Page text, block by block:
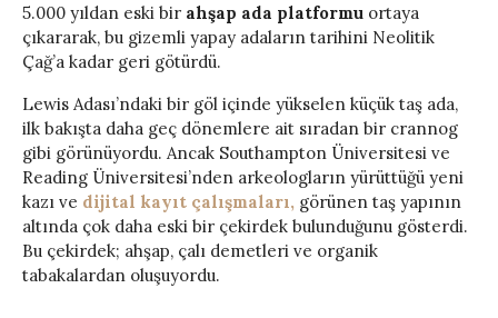
5.000 yıldan eski bir ahşap ada platformu ortaya
çıkararak, bu gizemli yapay adaların tarihini Neolitik
Çağ’a kadar geri götürdü.
Lewis Adası’ndaki bir göl içinde yükselen küçük taş ada,
ilk bakışta daha geç dönemlere ait sıradan bir crannog
gibi görünüyordu. Ancak Southampton Üniversitesi ve
Reading Üniversitesi’nden arkeologların yürüttüğü yeni
kazı ve dijital kayıt çalışmaları, görünen taş yapının
altında çok daha eski bir çekirdek bulunduğunu gösterdi.
Bu çekirdek; ahşap, çalı demetleri ve organik
tabakalardan oluşuyordu.